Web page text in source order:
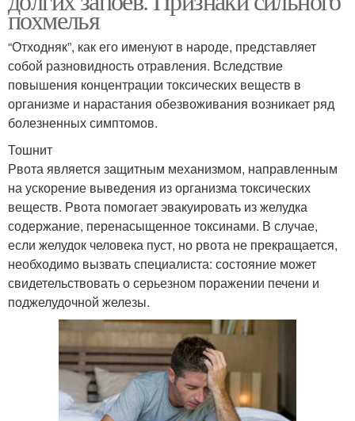
похмелья
“Отходняк”, как его именуют в народе, представляет
собой разновидность отравления. Вследствие
повышения концентрации токсических веществ в
организме и нарастания обезвоживания возникает ряд
болезненных симптомов.
Тошнит
Рвота является защитным механизмом, направленным
на ускорение выведения из организма токсических
веществ. Рвота помогает эвакуировать из желудка
содержание, перенасыщенное токсинами. В случае,
если желудок человека пуст, но рвота не прекращается,
необходимо вызвать специалиста: состояние может
свидетельствовать о серьезном поражении печени и
поджелудочной железы.